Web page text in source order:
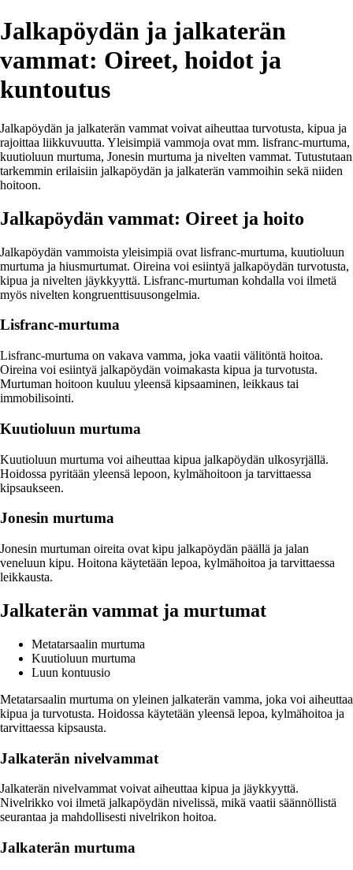
Jalkapöydän ja jalkaterän
vammat: Oireet, hoidot ja
kuntoutus
Jalkapöydän ja jalkaterän vammat voivat aiheuttaa turvotusta, kipua ja
rajoittaa liikkuvuutta. Yleisimpiä vammoja ovat mm. lisfranc-murtuma,
kuutioluun murtuma, Jonesin murtuma ja nivelten vammat. Tutustutaan
tarkemmin erilaisiin jalkapöydän ja jalkaterän vammoihin sekä niiden
hoitoon.
Jalkapöydän vammat: Oireet ja hoito
Jalkapöydän vammoista yleisimpiä ovat lisfranc-murtuma, kuutioluun
murtuma ja hiusmurtumat. Oireina voi esiintyä jalkapöydän turvotusta,
kipua ja nivelten jäykkyyttä. Lisfranc-murtuman kohdalla voi ilmetä
myös nivelten kongruenttisuusongelmia.
Lisfranc-murtuma
Lisfranc-murtuma on vakava vamma, joka vaatii välitöntä hoitoa.
Oireina voi esiintyä jalkapöydän voimakasta kipua ja turvotusta.
Murtuman hoitoon kuuluu yleensä kipsaaminen, leikkaus tai
immobilisointi.
Kuutioluun murtuma
Kuutioluun murtuma voi aiheuttaa kipua jalkapöydän ulkosyrjällä.
Hoidossa pyritään yleensä lepoon, kylmähoitoon ja tarvittaessa
kipsaukseen.
Jonesin murtuma
Jonesin murtuman oireita ovat kipu jalkapöydän päällä ja jalan
veneluun kipu. Hoitona käytetään lepoa, kylmähoitoa ja tarvittaessa
leikkausta.
Jalkaterän vammat ja murtumat
Metatarsaalin murtuma
Kuutioluun murtuma
Luun kontuusio
Metatarsaalin murtuma on yleinen jalkaterän vamma, joka voi aiheuttaa
kipua ja turvotusta. Hoidossa käytetään yleensä lepoa, kylmähoitoa ja
tarvittaessa kipsausta.
Jalkaterän nivelvammat
Jalkaterän nivelvammat voivat aiheuttaa kipua ja jäykkyyttä.
Nivelrikko voi ilmetä jalkapöydän nivelissä, mikä vaatii säännöllistä
seurantaa ja mahdollisesti nivelrikon hoitoa.
Jalkaterän murtuma